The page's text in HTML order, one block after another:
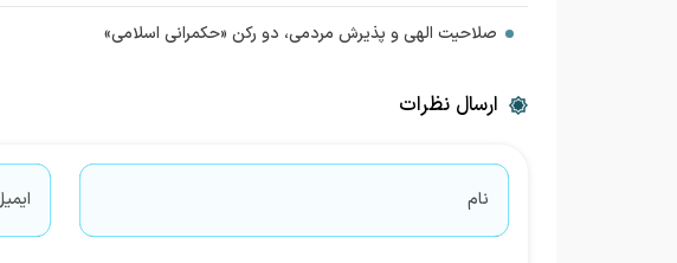
صلاحیت الهی و پذیرش مردمی، دو رکن «حکمرانی اسلامی»
ارسال نظرات